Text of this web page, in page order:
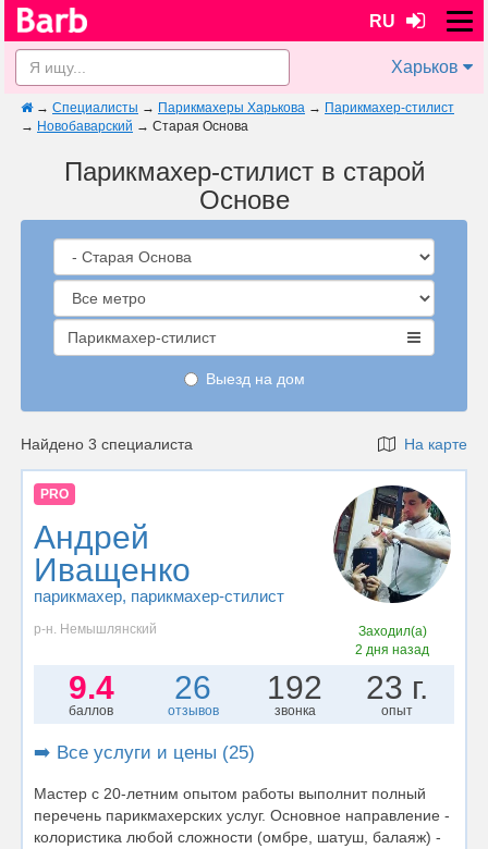
RU
Харьков
→ Специалисты → Парикмахеры Харькова → Парикмахер-стилист
→ Новобаварский → Старая Основа
Парикмахер-стилист в старой
Основе
Парикмахер-стилист
Выезд на дом
Найдено 3 специалиста На карте
PRO
Андрей
Иващенко
парикмахер, парикмахер-стилист
р-н. Немышлянский
Заходил(а)
2 дня назад
9.4
баллов
26
отзывов
192
звонка
23 г.
опыт
➡️ Все услуги и цены (25)
Мастер с 20-летним опытом работы выполнит полный
перечень парикмахерских услуг. Основное направление -
колористика любой сложности (омбре, шатуш, балаяж) -